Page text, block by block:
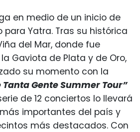
en medio de un inicio de
para Yatra. Tras su histórica
del Mar, donde fue
Gaviota de Plata y de Oro,
su momento con la
Tanta Gente Summer Tour”
de 12 conciertos lo llevará
importantes del país y
más destacados. Con